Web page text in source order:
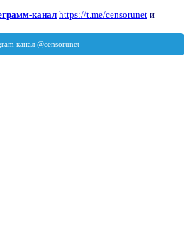
канал https://t.me/censorunet и